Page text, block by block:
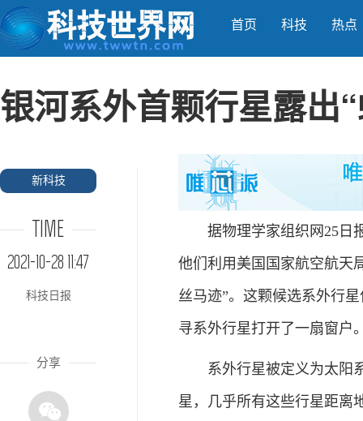
首页 科技 热点
银河系外首颗行星露出
新科技
TIME
2021-10-28 11:47
科技日报
分享
据物理学家组织网25日报
他们利用美国国家航空航天
丝马迹”。这颗候选系外行
寻系外行星打开了一扇窗户
系外行星被定义为太阳系
星，几乎所有这些行星距离